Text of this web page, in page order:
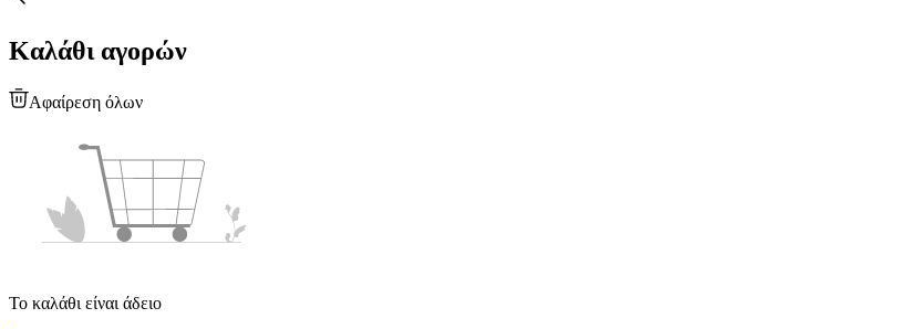
Καλάθι αγορών
Αφαίρεση όλων
Το καλάθι είναι άδειο